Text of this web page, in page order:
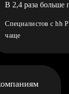
В 2,4 раза больше
Специалистов с hh
чаще